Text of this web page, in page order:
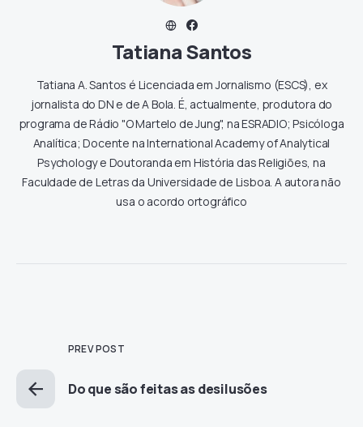
Tatiana Santos
Tatiana A. Santos é Licenciada em Jornalismo (ESCS), ex
jornalista do DN e de A Bola. É, actualmente, produtora do
programa de Rádio "O Martelo de Jung", na ESRADIO; Psicóloga
Analítica; Docente na International Academy of Analytical
Psychology e Doutoranda em História das Religiões, na
Faculdade de Letras da Universidade de Lisboa. A autora não
usa o acordo ortográfico
PREV POST
Do que são feitas as desilusões